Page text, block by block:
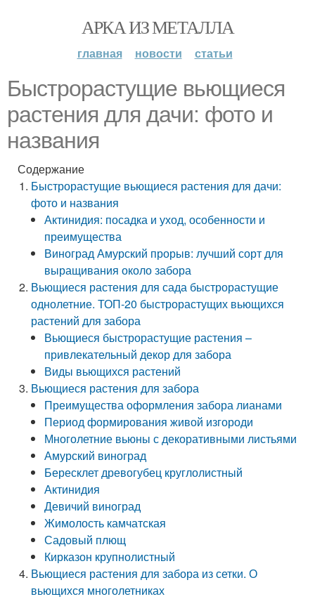
АРКА ИЗ МЕТАЛЛА
главная новости статьи
Быстрорастущие вьющиеся
растения для дачи: фото и
названия
Содержание
Быстрорастущие вьющиеся растения для дачи:
фото и названия
Актинидия: посадка и уход, особенности и
преимущества
Виноград Амурский прорыв: лучший сорт для
выращивания около забора
Вьющиеся растения для сада быстрорастущие
однолетние. ТОП-20 быстрорастущих вьющихся
растений для забора
Вьющиеся быстрорастущие растения –
привлекательный декор для забора
Виды вьющихся растений
Вьющиеся растения для забора
Преимущества оформления забора лианами
Период формирования живой изгороди
Многолетние вьюны с декоративными листьями
Амурский виноград
Бересклет древогубец круглолистный
Актинидия
Девичий виноград
Жимолость камчатская
Садовый плющ
Кирказон крупнолистный
Вьющиеся растения для забора из сетки. О
вьющихся многолетниках